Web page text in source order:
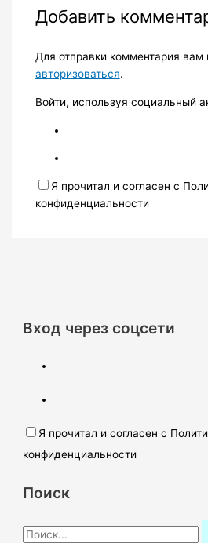
Добавить
Для отправки комментария вам
авторизоваться.
Войти, используя социальный
Я прочитал и согласен с
конфиденциальности
Вход через соцсети
Я прочитал и согласен с
конфиденциальности
Поиск
П